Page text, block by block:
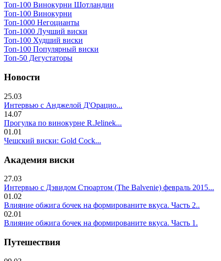
Топ-100 Винокурни Шотландии
Топ-100 Винокурни
Топ-1000 Негоцианты
Топ-1000 Лучший виски
Топ-100 Худший виски
Топ-100 Популярный виски
Топ-50 Дегустаторы
Новости
25.03
Интервью с Анджелой Д'Орацио...
14.07
Прогулка по винокурне R.Jelinek...
01.01
Чешский виски: Gold Cock...
Академия виски
27.03
Интервью с Дэвидом Стюартом (The Balvenie) февраль 2015...
01.02
Влияние обжига бочек на формированите вкуса. Часть 2..
02.01
Влияние обжига бочек на формированите вкуса. Часть 1.
Путешествия